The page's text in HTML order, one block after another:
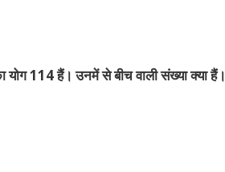
114 हैं। उनमें से बीच वाली संख्या क्या हैं।